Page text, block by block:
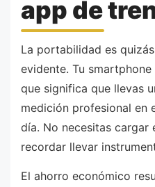
app de
La portabilidad es
evidente. Tu
que significa que llevas
medición profesional en
día. No necesitas cargar
recordar llevar
El ahorro económico